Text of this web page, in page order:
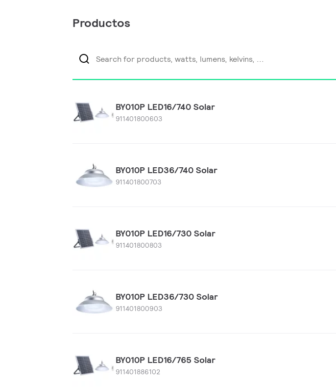
Productos
BY010P LED16/740 Solar
911401800603
BY010P LED36/740 Solar
911401800703
BY010P LED16/730 Solar
911401800803
BY010P LED36/730 Solar
911401800903
BY010P LED16/765 Solar
911401886102